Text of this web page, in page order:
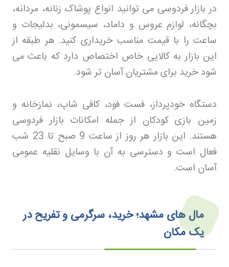
در بازار فردوسی می توانید انواع پوشاک زنانه، مردانه،
بچگانه، لوازم عروس و داماد، سیسمونی، بدلیجات و
ساعت را با قیمت مناسب خریداری کنید. هر طبقه از
این بازار به کالایی خاص اختصاص دارد که باعث می
شود خرید برای مشتریان آسان تر شود.
دستگاه خودپرداز، فست فود، کافی شاپ، نمازخانه و
زمین بازی کودکان از جمله امکانات بازار فردوسی
هستند. این بازار هر روز از ساعت 9 صبح تا 23 شب
فعال است و دسترسی به آن با وسایل نقلیه عمومی
آسان است.
مال‌ های مشهد؛ خرید، سرگرمی و تفریح در
یک مکان